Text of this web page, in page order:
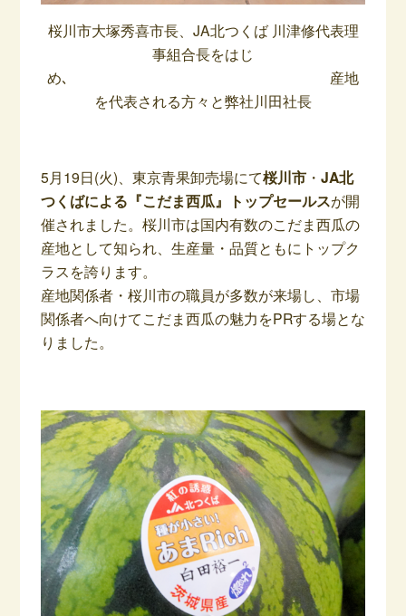
桜川市大塚秀喜市長、JA北つくば 川津修代表理
事組合長をはじ
め､ 産地
を代表される方々と弊社川田社長
5月19日(火)、東京青果卸売場にて桜川市・ JA北
つくばによる『こだま西瓜』トップセールスが開
催されました。桜川市は国内有数のこだま西瓜の
産地として知られ、生産量・品質ともにトップク
ラスを誇ります。
産地関係者・桜川市の職員が多数が来場し、市場
関係者へ向けてこだま西瓜の魅力をPRする場とな
りました。